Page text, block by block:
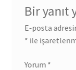
Bir yanıt
E-posta
* ile
Yorum *